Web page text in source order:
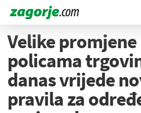
Velike promjene
policama
danas vrijede
pravila za